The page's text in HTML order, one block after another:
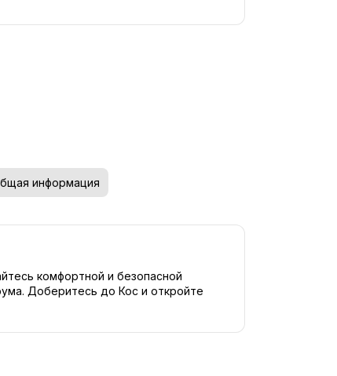
информация
комфортной и безопасной
Доберитесь до Кос и откройте